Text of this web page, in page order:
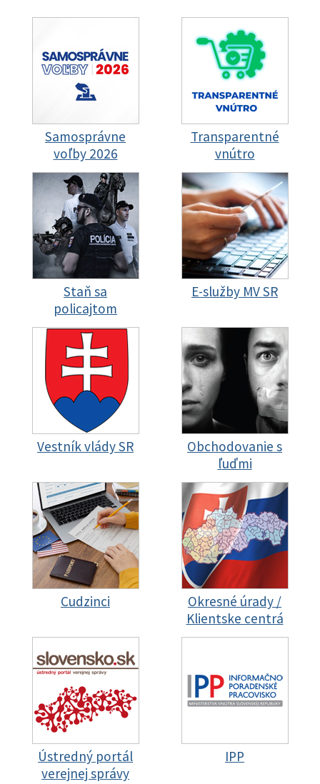
Samosprávne
voľby 2026
Transparentné
vnútro
Staň sa
policajtom
E-služby MV SR
Vestník vlády SR
Obchodovanie s
ľuďmi
Cudzinci
Okresné úrady /
Klientske centrá
Ústredný portál
verejnej správy
IPP